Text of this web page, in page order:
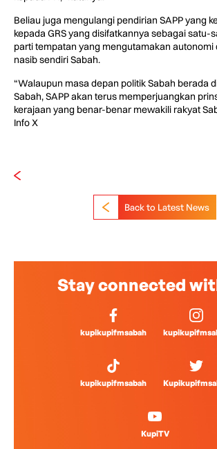
Beliau juga mengulangi pendirian SAPP yang
kepada GRS yang disifatkannya sebagai satu-
parti tempatan yang mengutamakan autonomi
nasib sendiri Sabah.
“Walaupun masa depan politik Sabah berada
Sabah, SAPP akan terus memperjuangkan
kerajaan yang benar-benar mewakili rakyat
Info X
Back to Latest News
Stay connected
kupikupifmsabah
kupikupifmsabah
KupiTV